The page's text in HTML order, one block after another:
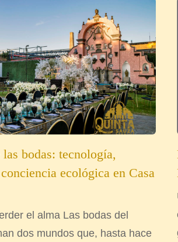
bodas: tecnología,
ecológica en Casa
el alma Las bodas del
dos mundos que, hasta hace